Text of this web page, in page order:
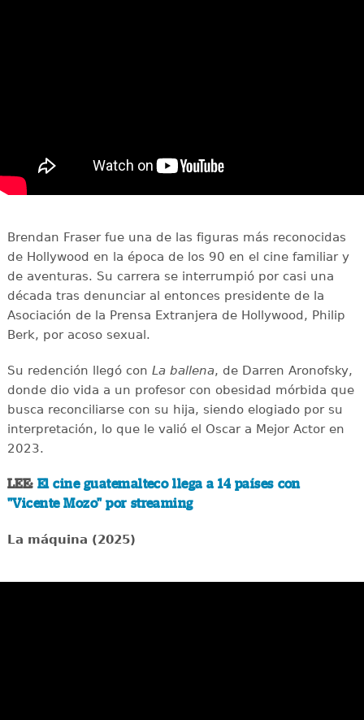
Brendan Fraser fue una de las figuras más reconocidas
de Hollywood en la época de los 90 en el cine familiar y
de aventuras. Su carrera se interrumpió por casi una
década tras denunciar al entonces presidente de la
Asociación de la Prensa Extranjera de Hollywood, Philip
Berk, por acoso sexual.
Su redención llegó con La ballena, de Darren Aronofsky,
donde dio vida a un profesor con obesidad mórbida que
busca reconciliarse con su hija, siendo elogiado por su
interpretación, lo que le valió el Oscar a Mejor Actor en
2023.
LEE: El cine guatemalteco llega a 14 países con
"Vicente Mozo" por streaming
La máquina (2025)